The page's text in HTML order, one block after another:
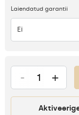
Laiendatud garantii
Ei
- +